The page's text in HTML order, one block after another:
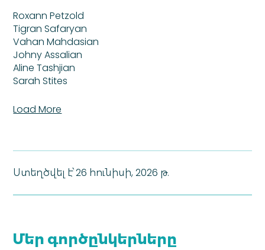
Roxann Petzold
Tigran Safaryan
Vahan Mahdasian
Johny Assalian
Aline Tashjian
Sarah Stites
Load More
Մեր գործընկերները
26 հունիսի, 2026 թ.
Ստեղծվել է՝